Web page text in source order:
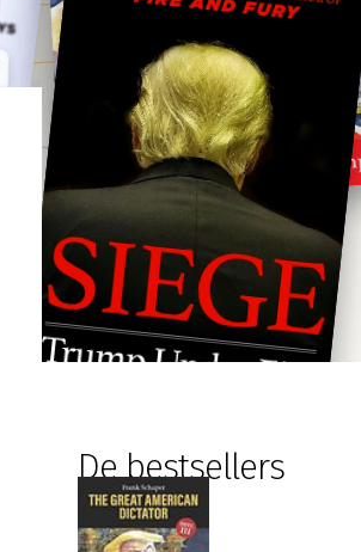
De bestsellers